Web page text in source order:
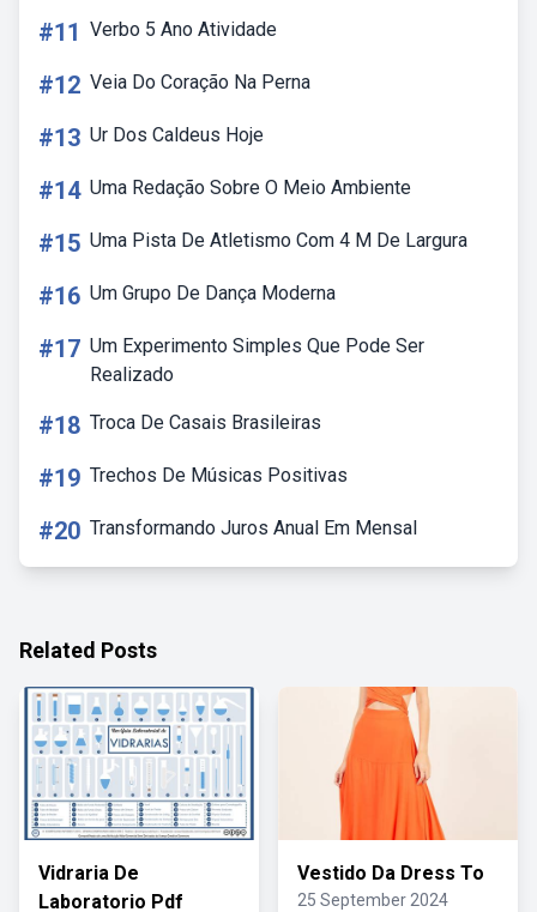
#11 Verbo 5 Ano Atividade
#12 Veia Do Coração Na Perna
#13 Ur Dos Caldeus Hoje
#14 Uma Redação Sobre O Meio Ambiente
#15 Uma Pista De Atletismo Com 4 M De Largura
#16 Um Grupo De Dança Moderna
#17 Um Experimento Simples Que Pode Ser
Realizado
#18 Troca De Casais Brasileiras
#19 Trechos De Músicas Positivas
#20 Transformando Juros Anual Em Mensal
Related Posts
Vidraria De
Laboratorio Pdf
Vestido Da Dress To
25 September 2024